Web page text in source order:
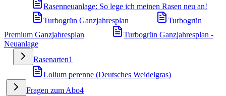
Rasenneuanlage: So lege ich meinen Rasen neu an!
Turbogrün Ganzjahresplan
Turbogrün
Premium Ganzjahresplan
Turbogrün Ganzjahresplan -
Neuanlage
Rasenarten1
Lolium perenne (Deutsches Weidelgras)
Fragen zum Abo4